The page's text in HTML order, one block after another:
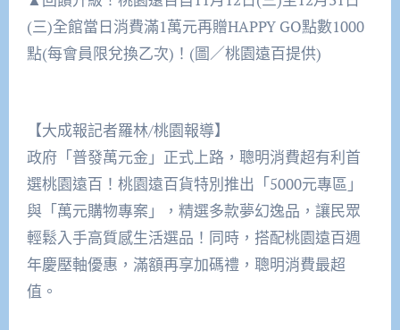
(三)全館當日消費滿1萬元再贈HAPPY GO點數1000
點(每會員限兌換乙次)！(圖／桃園遠百提供)
【大成報記者羅林/桃園報導】
政府「普發萬元金」正式上路，聰明消費超有利首
選桃園遠百！桃園遠百貨特別推出「5000元專區」
與「萬元購物專案」，精選多款夢幻逸品，讓民眾
輕鬆入手高質感生活選品！同時，搭配桃園遠百週
年慶壓軸優惠，滿額再享加碼禮，聰明消費最超
值。